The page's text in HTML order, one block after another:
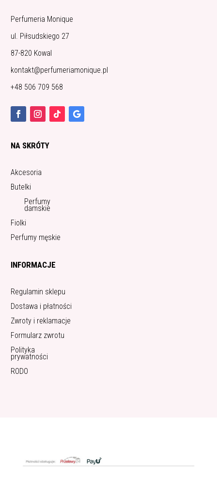
Perfumeria Monique
ul. Piłsudskiego 27
87-820 Kowal
kontakt@perfumeriamonique.pl
+48 506 709 568
NA SKRÓTY
Akcesoria
Butelki
Perfumy
damskie
Fiolki
Perfumy męskie
INFORMACJE
Regulamin sklepu
Dostawa i płatności
Zwroty i reklamacje
Formularz zwrotu
Polityka
prywatności
RODO